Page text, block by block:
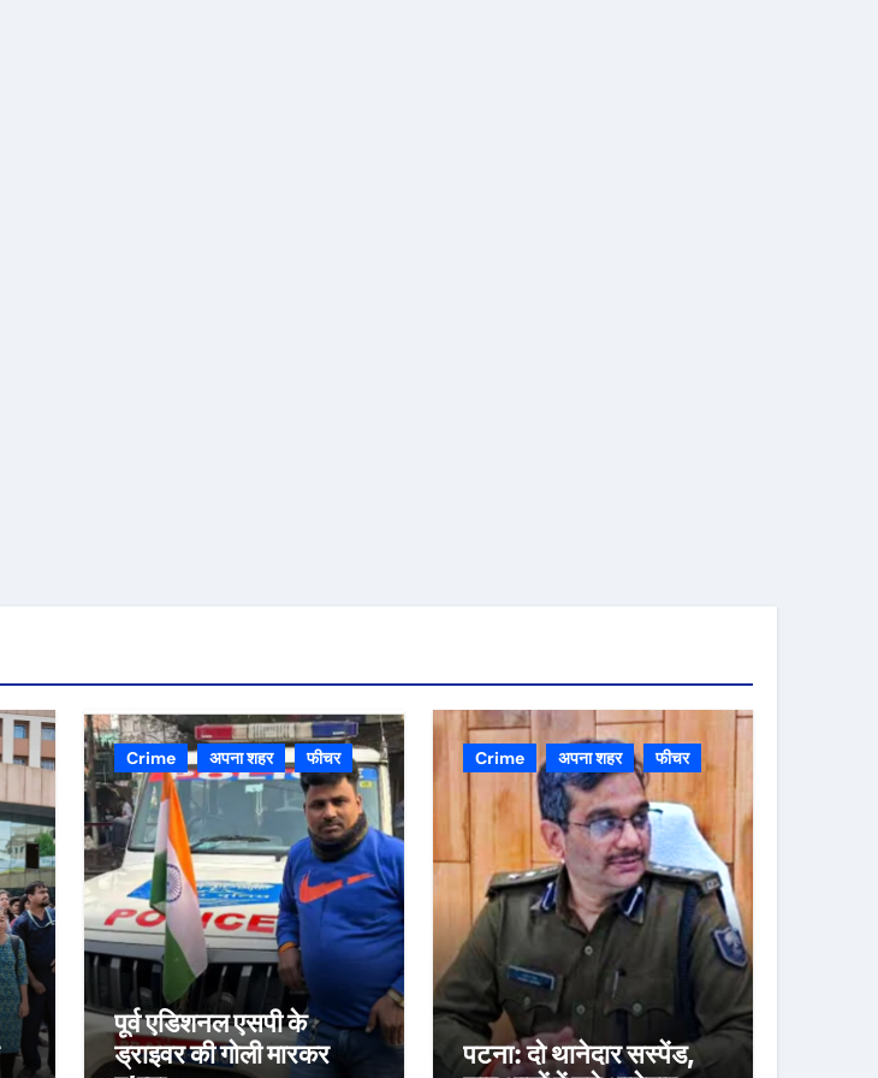
Crime अपना शहर फीचर
पूर्व एडिशनल एसपी के
ड्राइवर की गोली मारकर
Crime अपना शहर फीचर
पटना: दो थानेदार सस्पेंड,